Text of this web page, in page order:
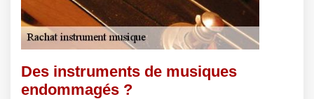
Des instruments de musiques
endommagés ?